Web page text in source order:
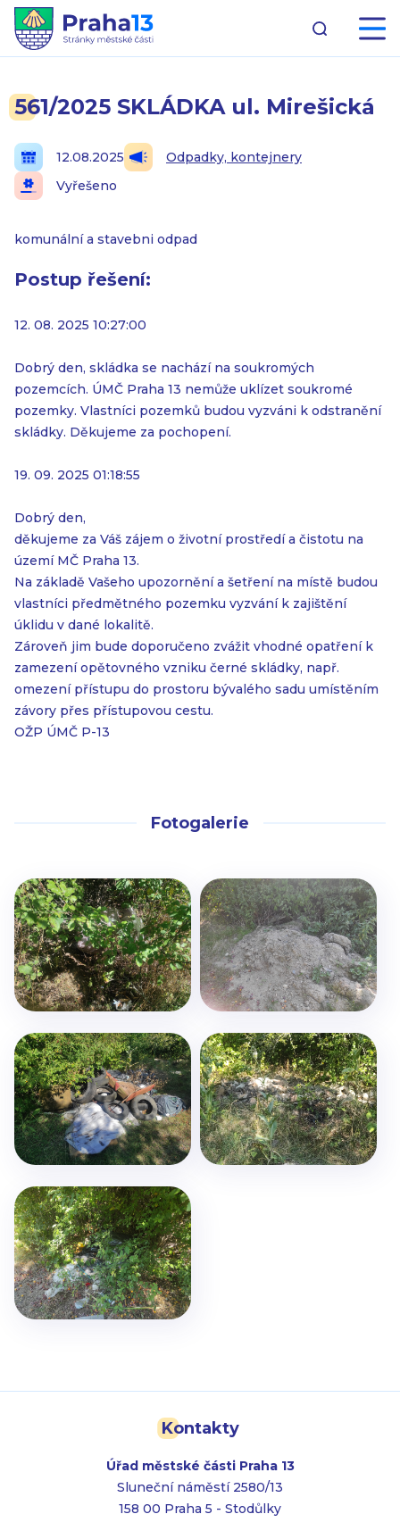
561/2025 SKLÁDKA ul. Mirešická
12.08.2025
Odpadky, kontejnery
Vyřešeno
komunální a stavebni odpad
Postup řešení:
12. 08. 2025 10:27:00
Dobrý den, skládka se nachází na soukromých
pozemcích. ÚMČ Praha 13 nemůže uklízet soukromé
pozemky. Vlastníci pozemků budou vyzváni k odstranění
skládky. Děkujeme za pochopení.
19. 09. 2025 01:18:55
Dobrý den,
děkujeme za Váš zájem o životní prostředí a čistotu na
území MČ Praha 13.
Na základě Vašeho upozornění a šetření na místě budou
vlastníci předmětného pozemku vyzvání k zajištění
úklidu v dané lokalitě.
Zároveň jim bude doporučeno zvážit vhodné opatření k
zamezení opětovného vzniku černé skládky, např.
omezení přístupu do prostoru bývalého sadu umístěním
závory přes přístupovou cestu.
OŽP ÚMČ P-13
Fotogalerie
Kontakty
Úřad městské části Praha 13
Sluneční náměstí 2580/13
158 00 Praha 5 - Stodůlky